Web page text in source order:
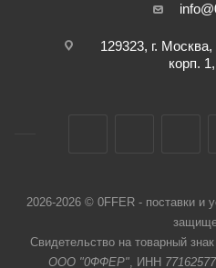
129323, г.
корп.
2026-2026 © 0FFER - поставки и
Свидетельство на товарный
ООО "0ФФЕР", ИНН